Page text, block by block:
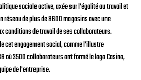
sociale active, axée sur l'égalité au travail et
de plus de 8600 magasins avec une
conditions de travail de ses collaborateurs.
cet engagement social, comme l'illustre
où 3500 collaborateurs ont formé le logo Casino,
de l'entreprise.